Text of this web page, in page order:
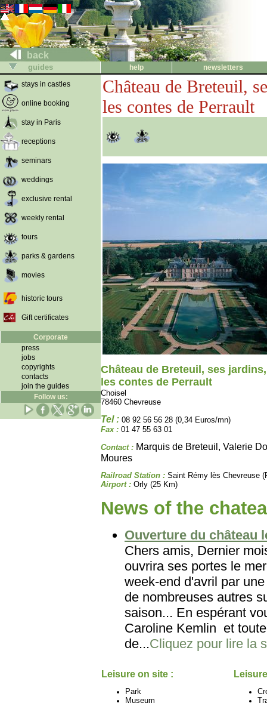
back
guides help
newsletters
stays in castles
online booking
stay in Paris
receptions
seminars
weddings
exclusive rental
weekly rental
tours
parks & gardens
movies
historic tours
Gift certificates
Corporate
press
jobs
copyrights
contacts
join the guides
Follow us:
Château de Breteuil,
les contes de Perrault
Château de Breteuil, ses
les contes de Perrault
Choisel
78460 Chevreuse
Tel : 08 92 56 56 28 (0,34 Euros/mn)
Fax : 01 47 55 63 01
Contact : Marquis de Breteuil, Valerie
Moures
Railroad Station : Saint Rémy lès Chevreuse
Airport : Orly (25 Km)
News of the
Ouverture du château
Chers amis, Dernier
ouvrira ses portes le
week-end d'avril par
de nombreuses autres
saison... En espérant
Caroline Kemlin et
de...Cliquez pour lire la
Leisure on site :
Park
Museum